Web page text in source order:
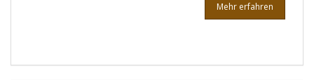
Mehr erfahren